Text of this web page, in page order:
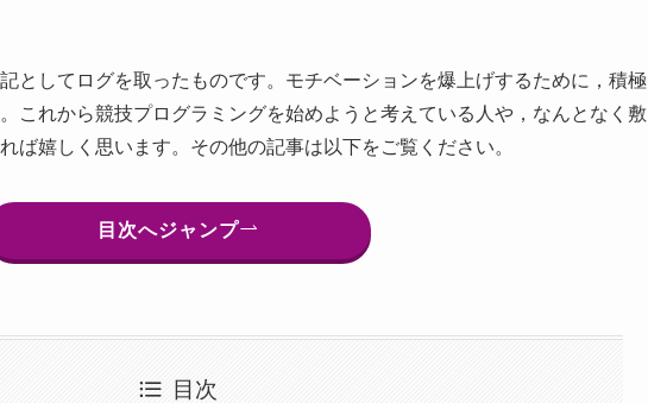
としてログを取ったものです。モチベーションを爆上げするために，積極
これから競技プログラミングを始めようと考えている人や，なんとなく敷
ば嬉しく思います。その他の記事は以下をご覧ください。
目次へジャンプ
目次